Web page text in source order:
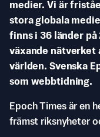
medier. Vi är
stora globala
finns i 36 länder på
växande nätverket
världen. Svenska
som webbtidning.
Epoch Times är en
främst riksnyheter